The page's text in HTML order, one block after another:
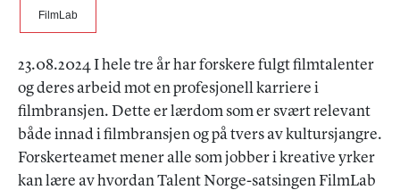
FilmLab
23.08.2024 I hele tre år har forskere fulgt filmtalenter
og deres arbeid mot en profesjonell karriere i
filmbransjen. Dette er lærdom som er svært relevant
både innad i filmbransjen og på tvers av kultursjangre.
Forskerteamet mener alle som jobber i kreative yrker
kan lære av hvordan Talent Norge-satsingen FilmLab